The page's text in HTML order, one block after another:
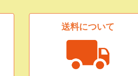
送料について